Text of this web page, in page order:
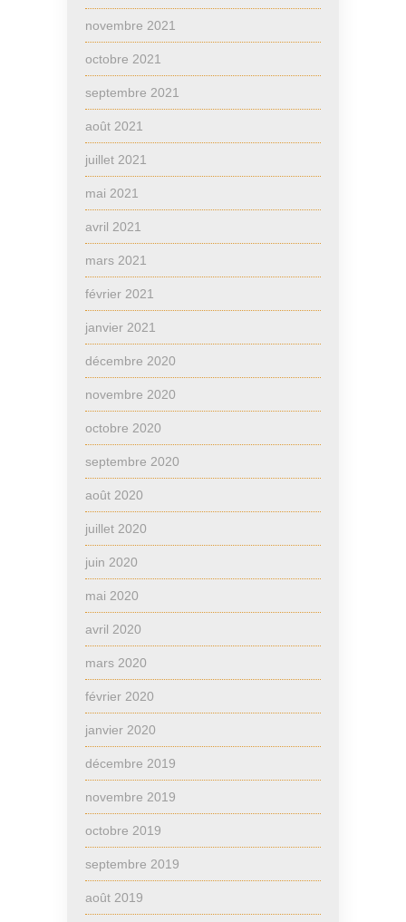
novembre 2021
octobre 2021
septembre 2021
août 2021
juillet 2021
mai 2021
avril 2021
mars 2021
février 2021
janvier 2021
décembre 2020
novembre 2020
octobre 2020
septembre 2020
août 2020
juillet 2020
juin 2020
mai 2020
avril 2020
mars 2020
février 2020
janvier 2020
décembre 2019
novembre 2019
octobre 2019
septembre 2019
août 2019